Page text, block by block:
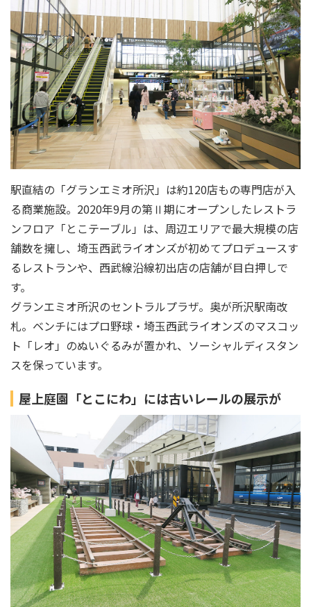
駅直結の「グランエミオ所沢」は約120店もの専門店が入
る商業施設。2020年9月の第Ⅱ期にオープンしたレストラ
ンフロア「とこテーブル」は、周辺エリアで最大規模の店
舗数を擁し、埼玉西武ライオンズが初めてプロデュースす
るレストランや、西武線沿線初出店の店舗が目白押しで
す。
グランエミオ所沢のセントラルプラザ。奥が所沢駅南改
札。ベンチにはプロ野球・埼玉西武ライオンズのマスコッ
ト「レオ」のぬいぐるみが置かれ、ソーシャルディスタン
スを保っています。
屋上庭園「とこにわ」には古いレールの展示が